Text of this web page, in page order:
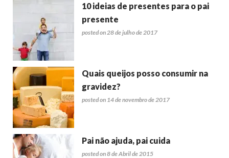
10 ideias de presentes para o pai
presente
posted on 28 de julho de 2017
Quais queijos posso consumir na
gravidez?
posted on 14 de novembro de 2017
Pai não ajuda, pai cuida
posted on 8 de Abril de 2015